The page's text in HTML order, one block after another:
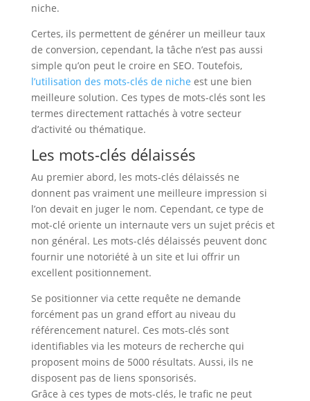
niche.
Certes, ils permettent de générer un meilleur taux
de conversion, cependant, la tâche n’est pas aussi
simple qu’on peut le croire en SEO. Toutefois,
l’utilisation des mots-clés de niche est une bien
meilleure solution. Ces types de mots-clés sont les
termes directement rattachés à votre secteur
d’activité ou thématique.
Les mots-clés délaissés
Au premier abord, les mots-clés délaissés ne
donnent pas vraiment une meilleure impression si
l’on devait en juger le nom. Cependant, ce type de
mot-clé oriente un internaute vers un sujet précis et
non général. Les mots-clés délaissés peuvent donc
fournir une notoriété à un site et lui offrir un
excellent positionnement.
Se positionner via cette requête ne demande
forcément pas un grand effort au niveau du
référencement naturel. Ces mots-clés sont
identifiables via les moteurs de recherche qui
proposent moins de 5000 résultats. Aussi, ils ne
disposent pas de liens sponsorisés.
Grâce à ces types de mots-clés, le trafic ne peut